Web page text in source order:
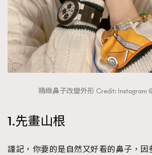
精緻鼻子改變外形 Credit: Instagram
1.先畫山根
謹記，你要的是自然又好看的鼻子，因